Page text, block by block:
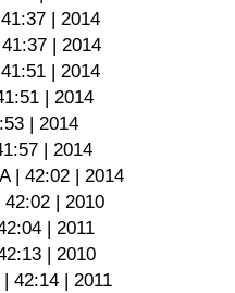
| 2014
| 2014
| 2014
| 2014
| 2014
| 2014
| 42:02 | 2014
| 2010
| 2011
| 2010
42:14 | 2011